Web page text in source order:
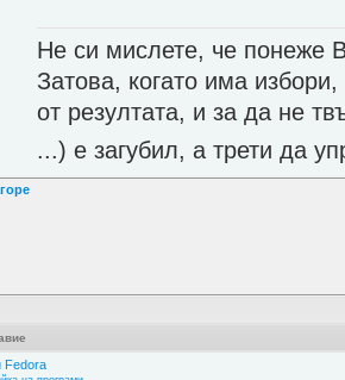
Не си мислете, че понеже
Затова, когато има
от резултата, и за да не
...) е загубил, а трети да
Fedora